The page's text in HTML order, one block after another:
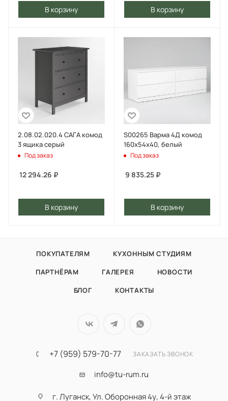
В корзину В корзину
2.08.02.020.4 САГА комод
3 ящика серый
Под заказ
12 294.26 ₽
В корзину
S00265 Варма 4Д комод
160х54х40, белый
Под заказ
9 835.25 ₽
В корзину
ПОКУПАТЕЛЯМ
КУХОННЫМ СТУДИЯМ
ПАРТНЁРАМ
ГАЛЕРЕЯ
НОВОСТИ
БЛОГ
КОНТАКТЫ
+7 (959) 579-70-77 ЗАКАЗАТЬ ЗВОНОК
info@tu-rum.ru
г. Луганск, Ул. Оборонная 4у, 4-й этаж